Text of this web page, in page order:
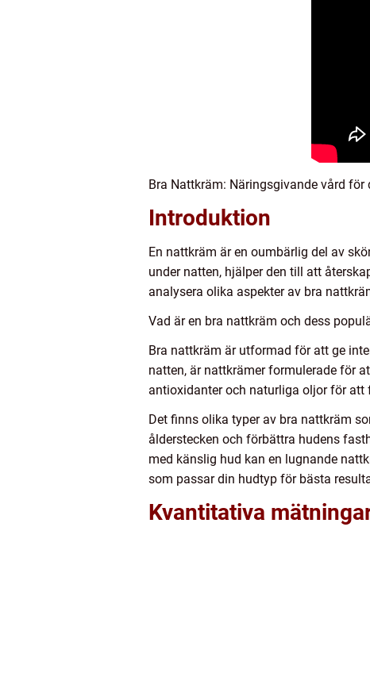
Bra Nattkräm: Näringsgivande vård för
Introduktion
En nattkräm är en oumbärlig del av
under natten, hjälper den till att
analysera olika aspekter av bra
Vad är en bra nattkräm och dess
Bra nattkräm är utformad för att ge
natten, är nattkrämer formulerade för
antioxidanter och naturliga oljor för
Det finns olika typer av bra nattkräm
ålderstecken och förbättra hudens
med känslig hud kan en lugnande
som passar din hudtyp för bästa
Kvantitativa